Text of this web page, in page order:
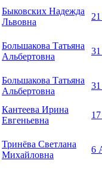
Быковских Надежда
Львовна
Большакова Татьяна
Альбертовна
Большакова Татьяна
Альбертовна
Кантеева Ирина
Евгеньевна
Тринёва Светлана
Михайловна
6